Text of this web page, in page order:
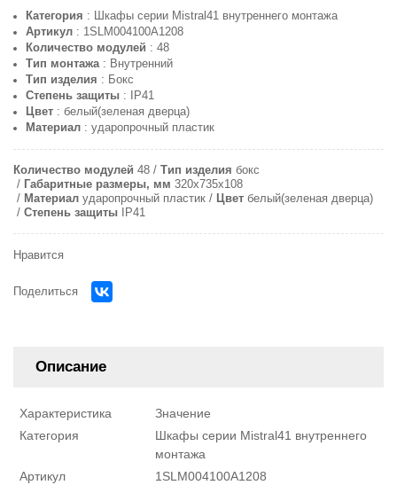
Категория : Шкафы серии Mistral41 внутреннего монтажа
Артикул: 1SLM004100A1208
Количество модулей : 48
Тип монтажа: Внутренний
Тип изделия : Бокс
Степень защиты: IP41
Цвет: белый(зеленая дверца)
Материал: ударопрочный пластик
Количество модулей 48 Тип изделия бокс
Габаритные размеры, мм 320x735x108
Материал ударопрочный пластик Цвет белый(зеленая дверца)
Степень защиты
IP41
Нравится
Поделиться
Описание
Характеристика
Значение
Категория
Шкафы серии Mistral41 внутреннего
монтажа
Артикул
1SLM004100A1208